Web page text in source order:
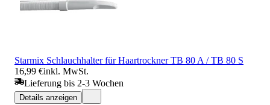
Starmix Schlauchhalter für Haartrockner TB 80 A / TB 80 S
16,99 €inkl. MwSt.
Lieferung bis 2-3 Wochen
Details anzeigen